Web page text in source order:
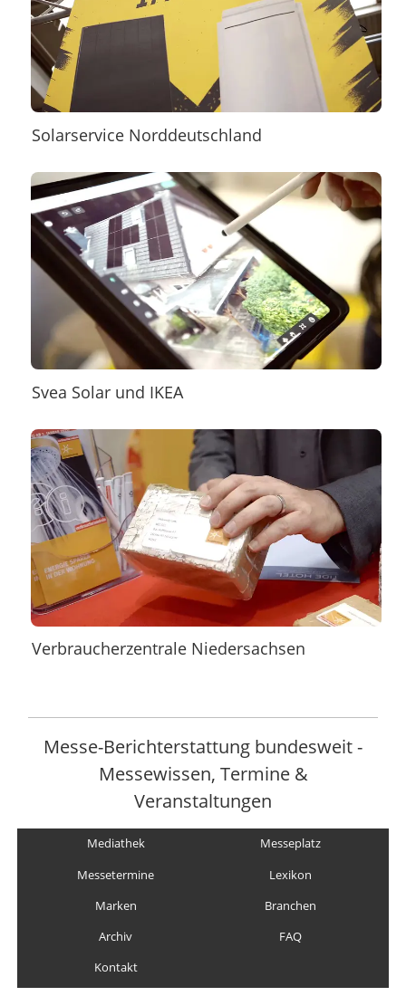
Solarservice Norddeutschland
Svea Solar und IKEA
Verbraucherzentrale Niedersachsen
Messe-Berichterstattung bundesweit -
Messewissen, Termine &
Veranstaltungen
Mediathek
Messeplatz
Messetermine
Lexikon
Marken
Branchen
Archiv
FAQ
Kontakt